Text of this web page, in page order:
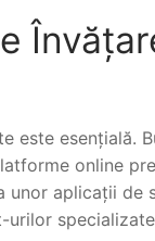
este esențială.
online
aplicații de